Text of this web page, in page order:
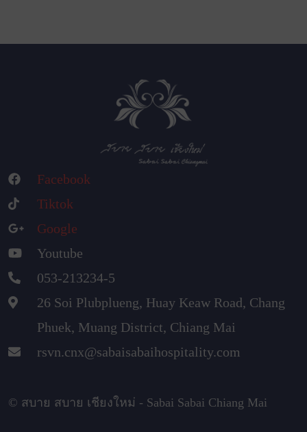
Facebook
Tiktok
Google
Youtube
053-213234-5
26 Soi Plubplueng, Huay Keaw Road, Chang
Phuek, Muang District, Chiang Mai
rsvn.cnx@sabaisabaihospitality.com
© สบาย สบาย เชียงใหม่ - Sabai Sabai Chiang Mai